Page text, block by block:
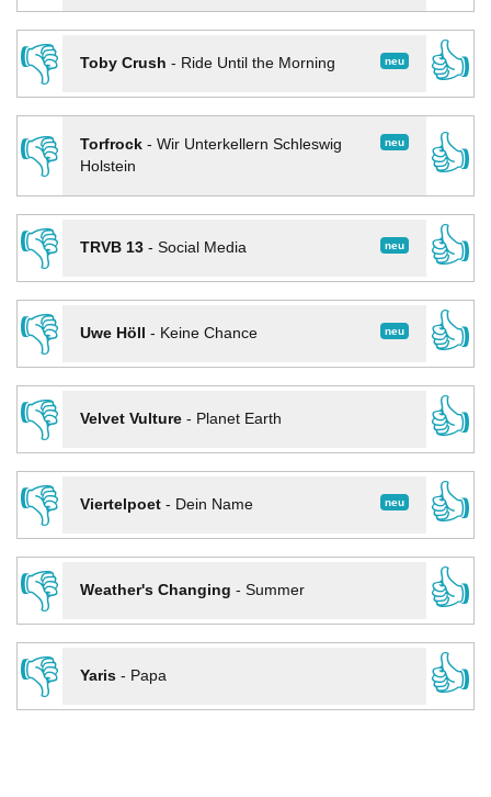
👎
neu
Toby Crush - Ride Until the Morning
👍
👎
neu
Torfrock- Wir Unterkellern Schleswig
Holstein
👍
👎
neu
TRVB 13- Social Media
👍
👎
neu
Uwe Höll - Keine Chance
👍
👎
Velvet Vulture- Planet Earth
👍
👎
neu
Viertelpoet- Dein Name
👍
👎
Weather's Changing - Summer
👍
👎
Yaris- Papa 👍